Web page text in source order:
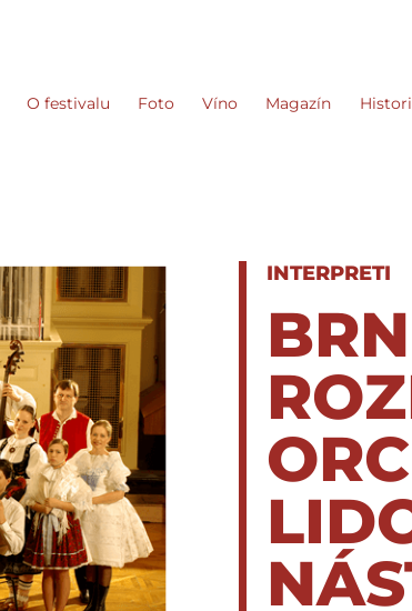
O festivalu Foto Víno Magazín
INTERPRETI